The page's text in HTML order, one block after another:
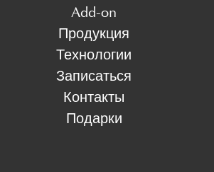
Add-on
Продукция
Технологии
Записаться
Контакты
Подарки